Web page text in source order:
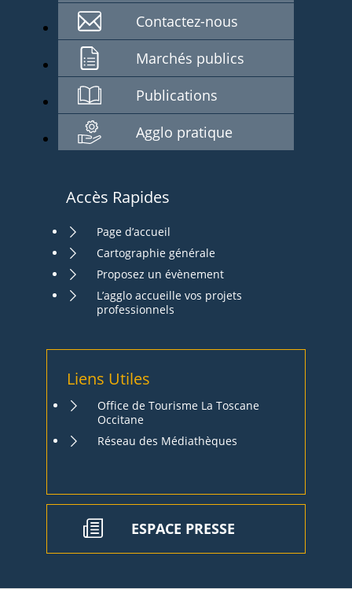
Contactez-nous
Marchés publics
Publications
Agglo pratique
Accès Rapides
Page d’accueil
Cartographie générale
Proposez un évènement
L’agglo accueille vos projets
professionnels
Liens Utiles
Office de Tourisme La Toscane
Occitane
Réseau des Médiathèques
ESPACE PRESSE